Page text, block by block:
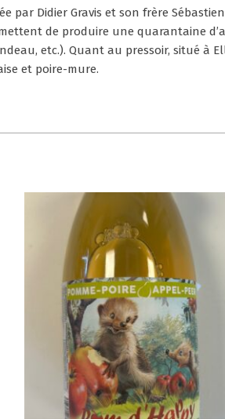
par Didier Gravis et son frère
de produire une quarantaine
etc.). Quant au pressoir, situé à
et poire-mure.